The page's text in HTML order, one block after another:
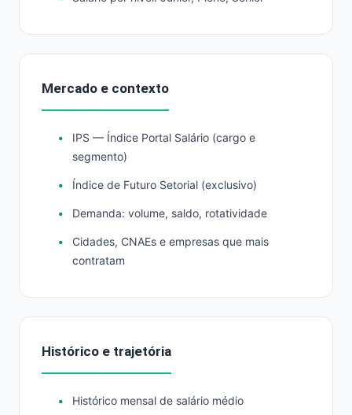
Mercado e contexto
IPS — Índice Portal Salário (cargo e
segmento)
Índice de Futuro Setorial (exclusivo)
Demanda: volume, saldo, rotatividade
Cidades, CNAEs e empresas que mais
contratam
Histórico e trajetória
Histórico mensal de salário médio